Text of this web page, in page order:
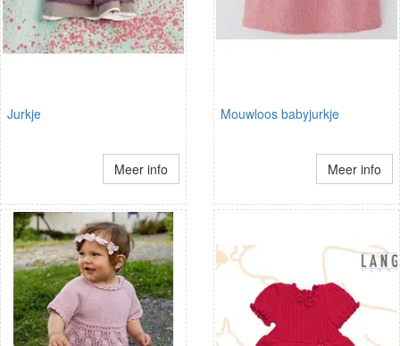
Jurkje
Meer info
Mouwloos babyjurkje
Meer info